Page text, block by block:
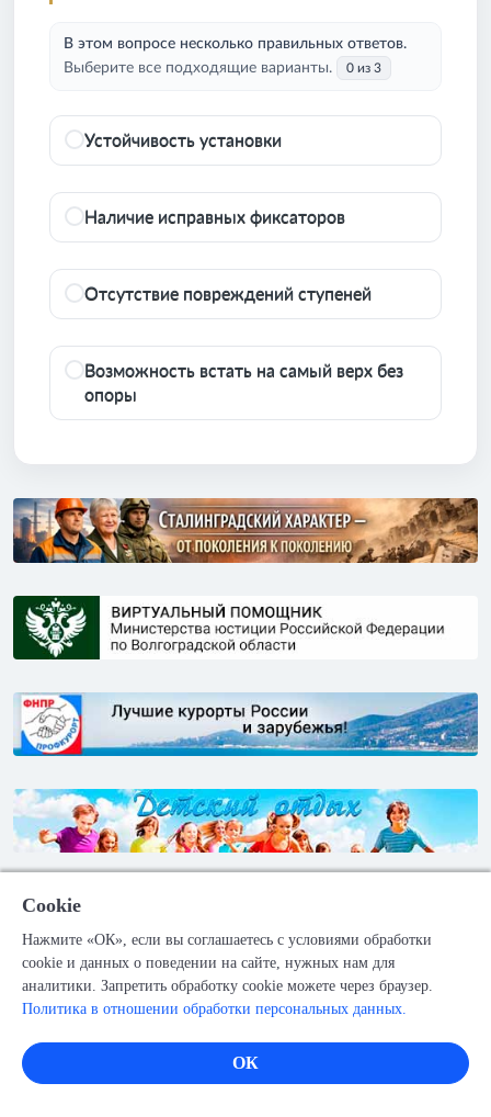
В этом вопросе несколько правильных ответов.
Выберите все подходящие варианты.
0 из 3
Устойчивость установки
Наличие исправных фиксаторов
Отсутствие повреждений ступеней
Возможность встать на самый верх без
опоры
ПОДПИСЫВАЙСЯ
Cookie
Нажмите «ОК», если вы соглашаетесь с условиями обработки
cookie и данных о поведении на сайте, нужных нам для
аналитики. Запретить обработку cookie можете через браузер.
Политика в отношении обработки персональных данных.
ОК